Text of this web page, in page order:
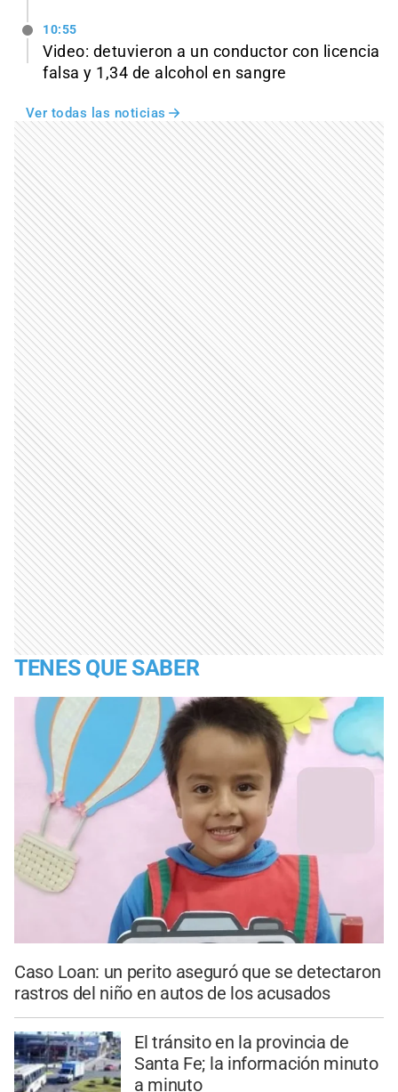
10:55
Video: detuvieron a un conductor con licencia
falsa y 1,34 de alcohol en sangre
Ver todas las noticias
TENES QUE SABER
Caso Loan: un perito aseguró que se detectaron
rastros del niño en autos de los acusados
El tránsito en la provincia de
Santa Fe; la información minuto
a minuto